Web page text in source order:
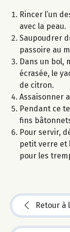
Rincer l’un
avec la peau.
Saupoudrer
passoire au
Dans un bol,
écrasée, le
de citron.
Assaisonner
Pendant ce
fins
Pour servir,
petit verre et
pour les
Retour à